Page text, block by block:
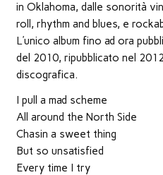
apre
una
nuova
finestra)
(Si
apre
in
nuova
(Si
in
una
nuova
finestra)
(Si
in
in Oklahoma, dalle sonorità
roll, rhythm and blues, e
L’unico album fino ad ora
del 2010, ripubblicato nel
discografica.
I pull a mad scheme
All around the North Side
Chasin a sweet thing
But so unsatisfied
Every time I try